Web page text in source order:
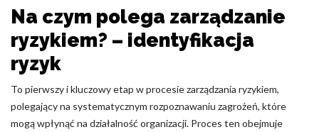
Na czym polega zarządzanie
ryzykiem? – identyfikacja
ryzyk
To pierwszy i kluczowy etap w procesie zarządzania ryzykiem,
polegający na systematycznym rozpoznawaniu zagrożeń, które
mogą wpłynąć na działalność organizacji. Proces ten obejmuje